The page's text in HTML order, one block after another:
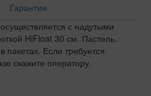
Гарантии
с надутыми
HiFloat 30 см. Пастель.
пакетах. Если требуется
скажите оператору.